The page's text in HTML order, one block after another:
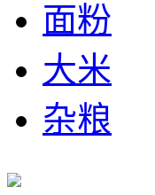
面粉
大米
杂粮